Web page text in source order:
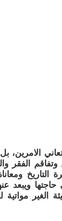
الامرين،
الفقر
التاريخ
ويبعد
الغير